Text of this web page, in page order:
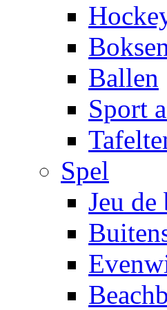
Ballen
Sport
Spel
Jeu